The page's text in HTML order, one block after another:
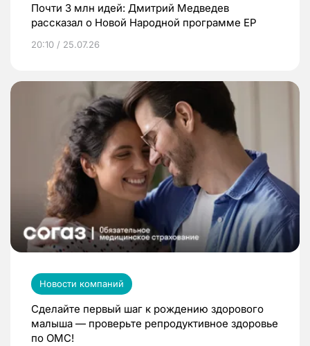
Почти 3 млн идей: Дмитрий Медведев
рассказал о Новой Народной программе ЕР
20:10 / 25.07.26
Новости компаний
Сделайте первый шаг к рождению здорового
малыша — проверьте репродуктивное здоровье
по ОМС!